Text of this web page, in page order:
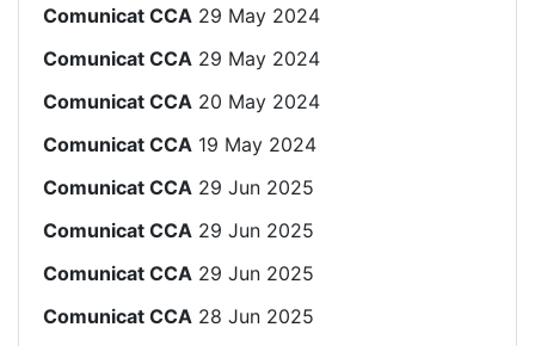
Comunicat CCA 29 May 2024
Comunicat CCA 29 May 2024
Comunicat CCA 20 May 2024
Comunicat CCA 19 May 2024
Comunicat CCA 29 Jun 2025
Comunicat CCA 29 Jun 2025
Comunicat CCA 29 Jun 2025
Comunicat CCA 28 Jun 2025